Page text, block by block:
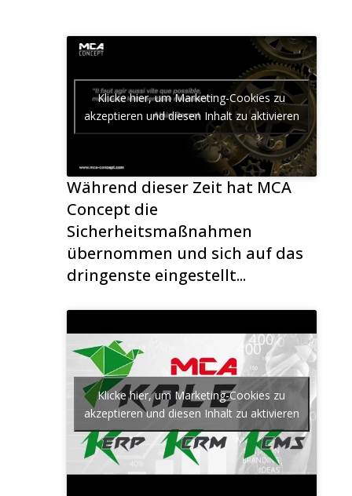
Klicke hier, um Marketing-Cookies zu
akzeptieren und diesen Inhalt zu aktivieren
Während dieser Zeit hat MCA
Concept die
Sicherheitsmaßnahmen
übernommen und sich auf das
dringenste eingestellt...
Klicke hier, um Marketing-Cookies zu
akzeptieren und diesen Inhalt zu aktivieren